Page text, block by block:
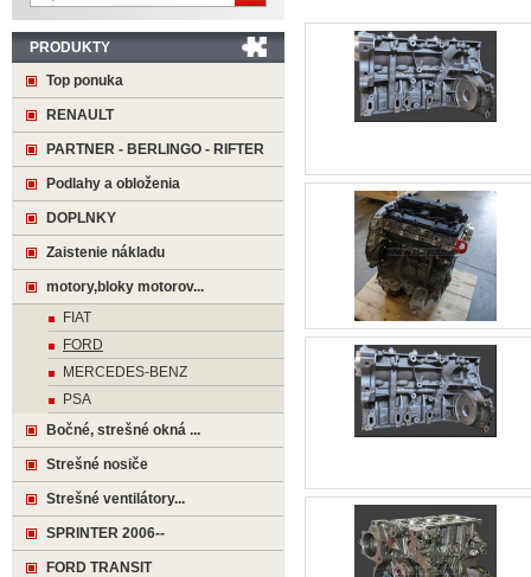
PRODUKTY
Top ponuka
RENAULT
PARTNER - BERLINGO - RIFTER
Podlahy a obloženia
DOPLNKY
Zaistenie nákladu
motory,bloky motorov...
FIAT
FORD
MERCEDES-BENZ
PSA
Bočné, strešné okná ...
Strešné nosiče
Strešné ventilátory...
SPRINTER 2006--
FORD TRANSIT